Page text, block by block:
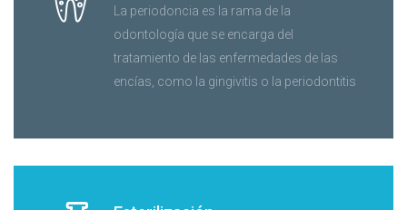
La periodoncia es la rama de la
odontología que se encarga del
tratamiento de las enfermedades de las
encías, como la gingivitis o la periodontitis